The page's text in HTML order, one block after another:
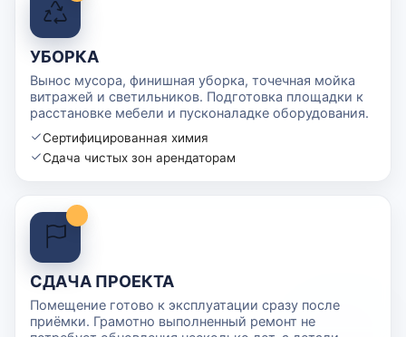
УБОРКА
Вынос мусора, финишная уборка, точечная мойка
витражей и светильников. Подготовка площадки к
расстановке мебели и пусконаладке оборудования.
Сертифицированная химия
Сдача чистых зон арендаторам
СДАЧА ПРОЕКТА
Помещение готово к эксплуатации сразу после
приёмки. Грамотно выполненный ремонт не